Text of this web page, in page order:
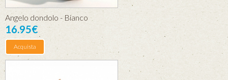
Angelo dondolo - Bianco
16.95€
Acquista